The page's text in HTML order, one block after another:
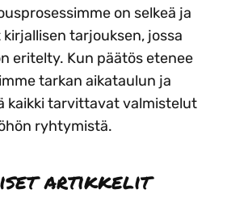
on selkeä ja
tarjouksen, jossa
eritelty. Kun päätös etenee
tarkan aikataulun ja
kaikki tarvittavat valmistelut
ryhtymistä.
artikkelit